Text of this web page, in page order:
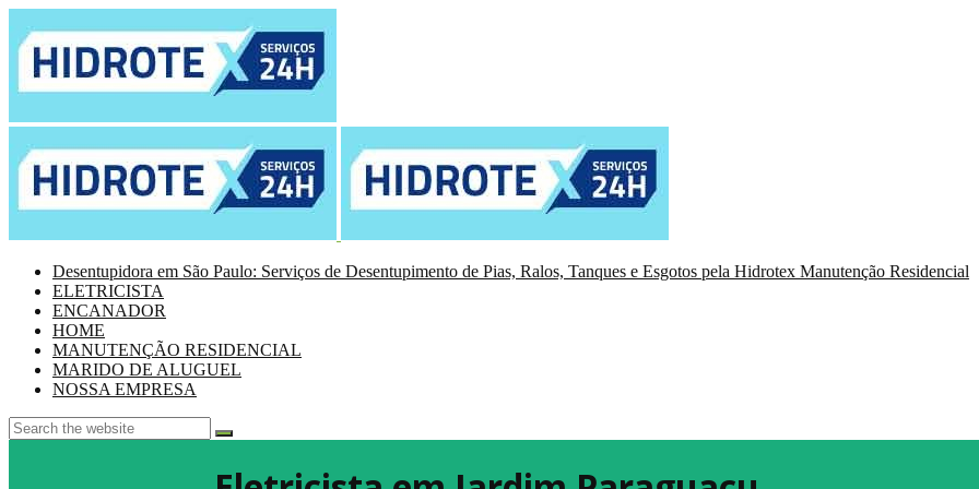
Desentupidora em São Paulo: Serviços de Desentupimento de Pias, Ralos, Tanques e Esgotos pela Hidrotex Manutenção Residencial
ELETRICISTA
ENCANADOR
HOME
MANUTENÇÃO RESIDENCIAL
MARIDO DE ALUGUEL
NOSSA EMPRESA